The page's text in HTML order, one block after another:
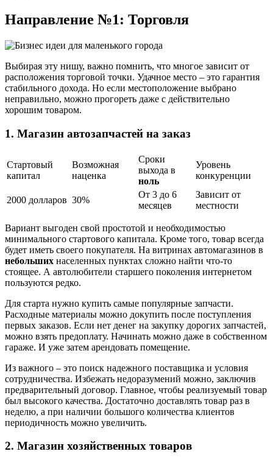
Направление №1: Торговля
Выбирая эту нишу, важно помнить, что многое зависит от
расположения торговой точки. Удачное место – это гарантия
стабильного дохода. Но если местоположение выбрано
неправильно, можно прогореть даже с действительно
хорошим товаром.
1. Магазин автозапчастей на заказ
Стартовый
капитал
Возможная
наценка
Сроки
выхода в
ноль
Уровень
конкуренции
2000 долларов 30%
От 3 до 6
месяцев
Зависит от
местности
Вариант выгоден свой простотой и необходимостью
минимального стартового капитала. Кроме того, товар всегда
будет иметь своего покупателя. На витринах автомагазинов в
небольших населенных пунктах сложно найти что-то
стоящее. А автолюбители старшего поколения интернетом
пользуются редко.
Для старта нужно купить самые популярные запчасти.
Расходные материалы можно докупить после поступления
первых заказов. Если нет денег на закупку дорогих запчастей,
можно взять предоплату. Начинать можно даже в собственном
гараже. И уже затем арендовать помещение.
Из важного – это поиск надежного поставщика и условия
сотрудничества. Избежать недоразумений можно, заключив
предварительный договор. Главное, чтобы реализуемый товар
был высокого качества. Достаточно доставлять товар раз в
неделю, а при наличии большого количества клиентов
периодичность можно увеличить.
2. Магазин хозяйственных товаров